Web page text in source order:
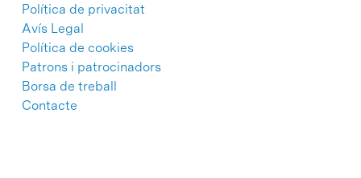
Política de privacitat
Avís Legal
Política de cookies
Patrons i patrocinadors
Borsa de treball
Contacte